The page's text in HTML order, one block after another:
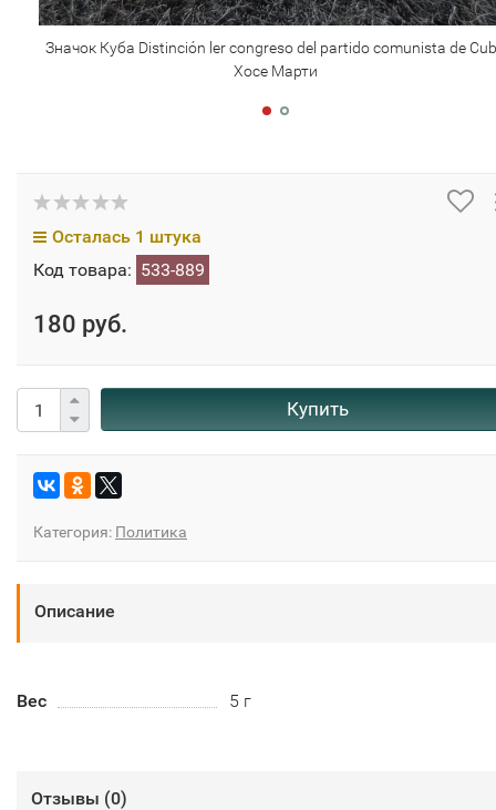
Значок Куба Distinción ler congreso del partido comunista de
Хосе Марти
Осталась 1 штука
Код товара: 533-889
180 руб.
Купить
Категория: Политика
Описание
Вес 5 г
Отзывы (0)